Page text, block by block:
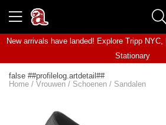
New arrivals have landed! Explore Tripp NYC,
Stationary
false ##profilelog.artdetail##
Home / Vrouwen / Schoenen / Sandalen